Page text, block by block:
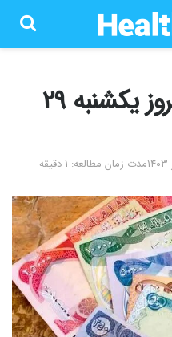
قیمت دینار عراق امروز یکشنبه 29
مدت زمان مطالعه: 1 دقیقه